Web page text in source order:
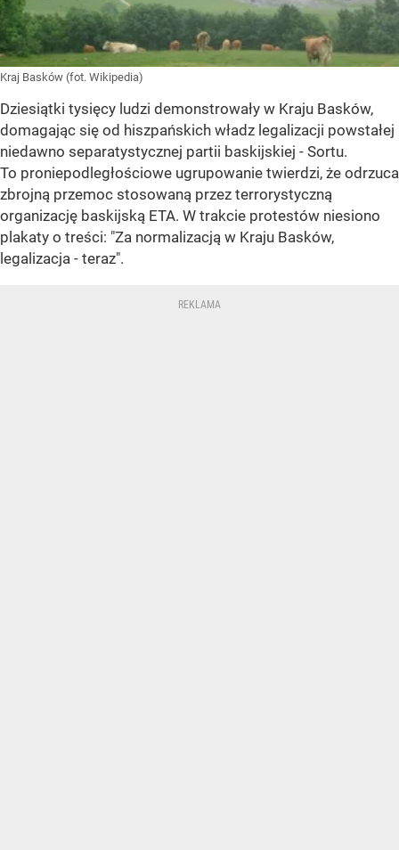
Kraj Basków (fot. Wikipedia)
Dziesiątki tysięcy ludzi demonstrowały w Kraju Basków,
domagając się od hiszpańskich władz legalizacji powstałej
niedawno separatystycznej partii baskijskiej - Sortu.
To proniepodległościowe ugrupowanie twierdzi, że odrzuca
zbrojną przemoc stosowaną przez terrorystyczną
organizację baskijską ETA. W trakcie protestów niesiono
plakaty o treści: "Za normalizacją w Kraju Basków,
legalizacja - teraz".